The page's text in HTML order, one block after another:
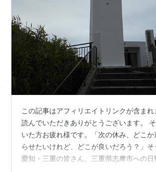
この記事はアフィリエイトリンクが含まれ
読んでいただきありがとうございます。
いた方お疲れ様です。「次の休み、どこか
らせたいけれど、どこが良いだろう？」そ
愛知・三重の皆さん、三重県志摩市への日